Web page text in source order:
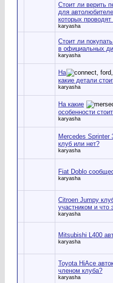
Стоит ли верить
для
которых
karyasha
Стоит ли
в официальных
karyasha
На
какие детали
karyasha
На какие
особенности
karyasha
Mercedes Sprinter
клуб или нет?
karyasha
Fiat Doblo
karyasha
Citroen Jumpy
участником и что
karyasha
Mitsubishi L400
karyasha
Toyota HiAce
членом клуба?
karyasha